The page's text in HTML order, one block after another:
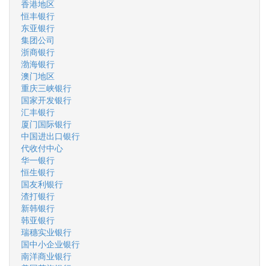
香港地区
恒丰银行
东亚银行
集团公司
浙商银行
渤海银行
澳门地区
重庆三峡银行
国家开发银行
汇丰银行
厦门国际银行
中国进出口银行
代收付中心
华一银行
恒生银行
国友利银行
渣打银行
新韩银行
韩亚银行
瑞穗实业银行
国中小企业银行
南洋商业银行